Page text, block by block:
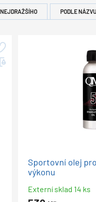
NEJDRAŽŠÍHO PODLE NÁZVU
Sportovní olej
výkonu
Externí sklad 14 ks